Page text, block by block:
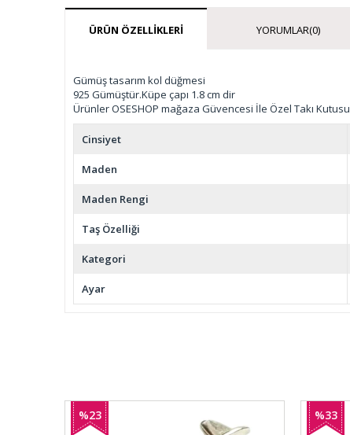
ÜRÜN ÖZELLIKLERI YORUMLAR(0)
Gümüş tasarım kol düğmesi
925 Gümüştür.Küpe çapı 1.8 cm dir
Ürünler OSESHOP mağaza Güvencesi İle Özel Takı
Cinsiyet
Maden
Maden Rengi
Taş Özelliği
Kategori
Ayar
%23
%33